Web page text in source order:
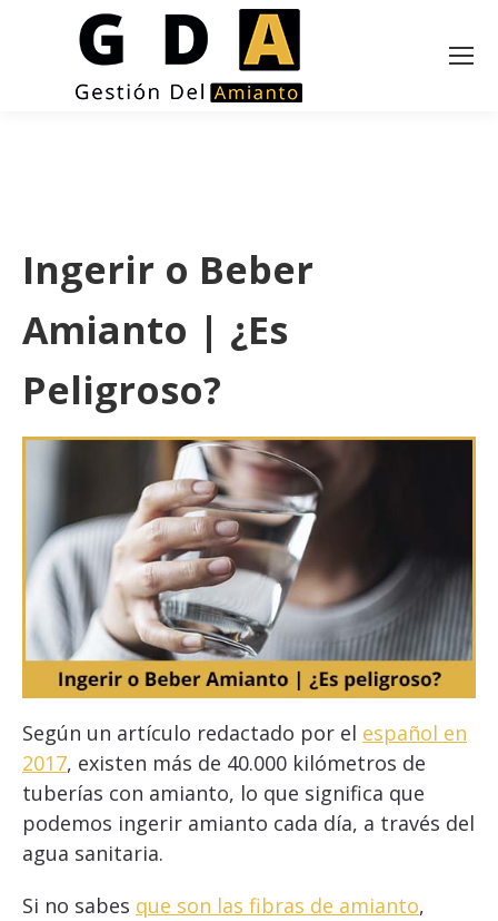
Ingerir o Beber
Amianto | ¿Es
Peligroso?
Según un artículo redactado por el español en
2017, existen más de 40.000 kilómetros de
tuberías con amianto, lo que significa que
podemos ingerir amianto cada día, a través del
agua sanitaria.
Si no sabes que son las fibras de amianto,